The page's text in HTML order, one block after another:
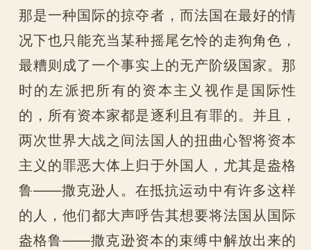
那是一种国际的掠夺者，而法国在最好的情
况下也只能充当某种摇尾乞怜的走狗角色，
最糟则成了一个事实上的无产阶级国家。那
时的左派把所有的资本主义视作是国际性
的，所有资本家都是逐利且有罪的。并且，
两次世界大战之间法国人的扭曲心智将资本
主义的罪恶大体上归于外国人，尤其是盎格
鲁——撒克逊人。在抵抗运动中有许多这样
的人，他们都大声呼告其想要将法国从国际
盎格鲁——撒克逊资本的束缚中解放出来的